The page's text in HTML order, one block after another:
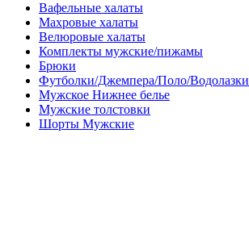
Вафельные халаты
Махровые халаты
Велюровые халаты
Комплекты мужские/пижамы
Брюки
Футболки/Джемпера/Поло/Водолазки
Мужское Нижнее белье
Мужские толстовки
Шорты Мужские